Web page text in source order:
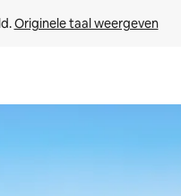
Originele taal weergeven